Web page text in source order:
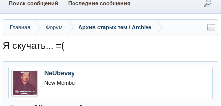
Главная Форум Архив старых тем / Archive
Я скучать... =(
NeUbevay
New Member
Поиск сообщений Последние сообщения